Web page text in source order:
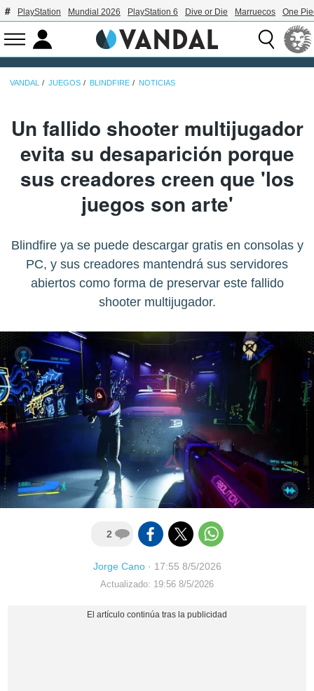
PlayStation Mundial 2026 PlayStation 6 Dive or Die Marruecos One
VANDAL JUEGOS BLINDFIRE NOTICIAS
Un fallido shooter multijugador
evita su desaparición porque
sus creadores creen que 'los
juegos son arte'
Blindfire ya se puede descargar gratis en consolas y
PC, y sus creadores mantendrá sus servidores
abiertos como forma de preservar este fallido
shooter multijugador.
2
Jorge Cano· 17:55 8/5/2026
Actualizado: 19:56 8/5/2026